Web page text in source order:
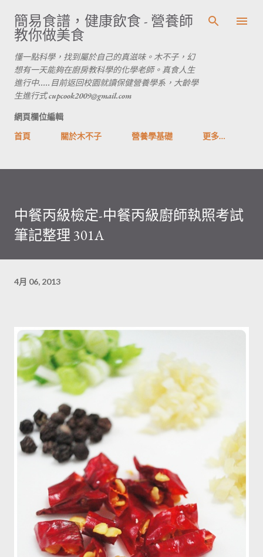
跳到主要內容
簡易食譜，健康飲食 - 營養師
教你做美食
懂一點科學，找到屬於自己的真滋味。木不子，幻
想有一天能夠在廚房教科學的化學老師。真食人生
進行中.....目前返回校園就讀保健營養學系，大齡學
生進行式 cupcook2009@gmail.com
網頁欄位編輯
首頁
關於木不子 營養學基礎 更多…
中餐丙級檢定-中餐丙級廚師執照考試
筆記整理 301A
4月 06, 2013